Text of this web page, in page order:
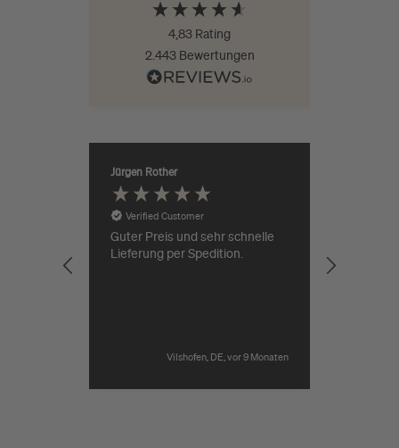
4,83 Rating
2.443 Bewertungen
Jürgen Rother
Verified Customer
Guter Preis und sehr schnelle
Lieferung per Spedition.
Vilshofen, DE, vor 9 Monaten